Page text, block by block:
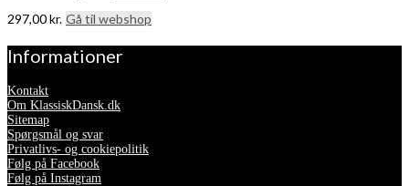
297,00kr. Gå til webshop
Informationer
Kontakt
Om KlassiskDansk.dk
Sitemap
Spørgsmål og svar
Privatlivs- og cookiepolitik
Følg på Facebook
Følg på Instagram